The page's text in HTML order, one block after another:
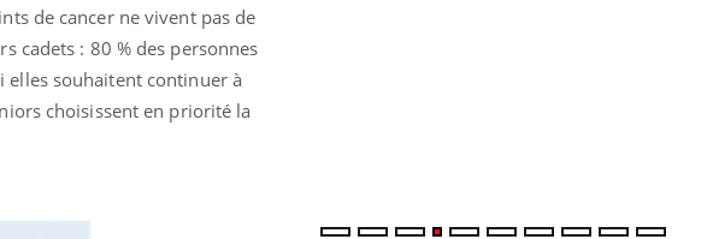
de cancer ne vivent pas de
cadets : 80 % des personnes
elles souhaitent continuer à
choisissent en priorité la